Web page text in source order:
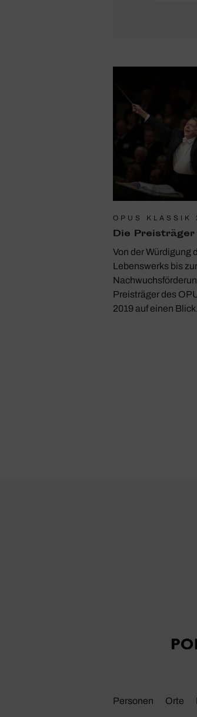
OPUS KLASSIK
Die
Von der Würdigung
Lebenswerks bis
Preisträger des
2019 auf einen Blick.
Personen Orte